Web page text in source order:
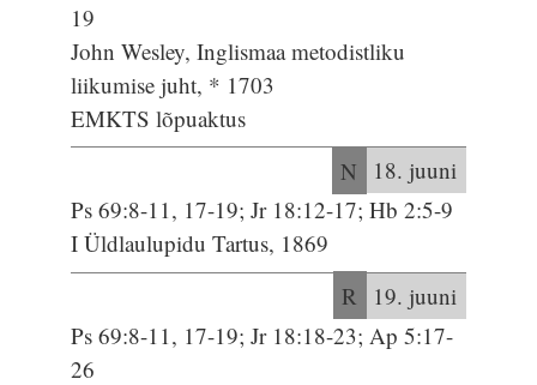
19
John Wesley, Inglismaa metodistliku
liikumise juht, * 1703
EMKTS lõpuaktus
N
18. juuni
Ps 69:8-11, 17-19; Jr 18:12-17; Hb 2:5-9
I Üldlaulupidu Tartus, 1869
R
19. juuni
Ps 69:8-11, 17-19; Jr 18:18-23; Ap 5:17-
26